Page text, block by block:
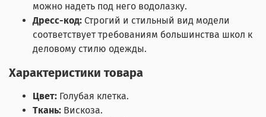
можно надеть под него водолазку.
Дресс-код: Строгий и стильный вид модели
соответствует требованиям большинства школ к
деловому стилю одежды.
Характеристики товара
Цвет: Голубая клетка.
Ткань: Вискоза.